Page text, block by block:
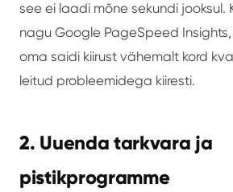
see ei laadi mõne sekundi jooksul.
nagu Google PageSpeed
oma saidi kiirust vähemalt kord
leitud probleemidega kiiresti.
2. Uuenda tarkvara ja
pistikprogramme